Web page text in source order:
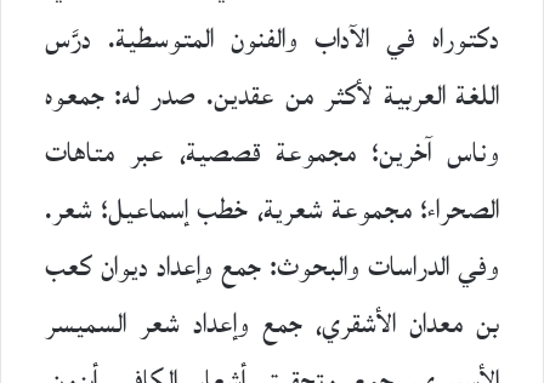
دكتوراه في الآداب والفنون المتوسطية. درَّس
اللغة العربية لأكثر من عقدين. صدر له: جمعوه
وناس آخرين؛ مجموعة قصصية، عبر متاهات
الصحراء؛ مجموعة شعرية، خطب إسماعيل؛ شعر.
وفي الدراسات والبحوث: جمع وإعداد ديوان كعب
بن معدان الأشقري، جمع وإعداد شعر السميسر